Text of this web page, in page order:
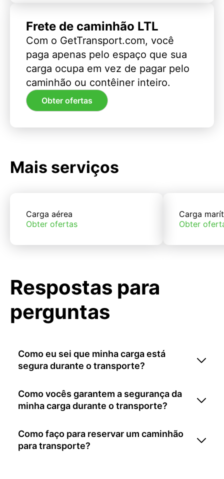
Frete de caminhão LTL
Com o GetTransport.com, você
paga apenas pelo espaço que sua
carga ocupa em vez de pagar pelo
caminhão ou contêiner inteiro.
Obter ofertas
Mais serviços
Carga aérea
Obter ofertas
Carga
Obter
Respostas para
perguntas
Como eu sei que minha carga está
segura durante o transporte?
Como vocês garantem a segurança da
minha carga durante o transporte?
Como faço para reservar um caminhão
para transporte?